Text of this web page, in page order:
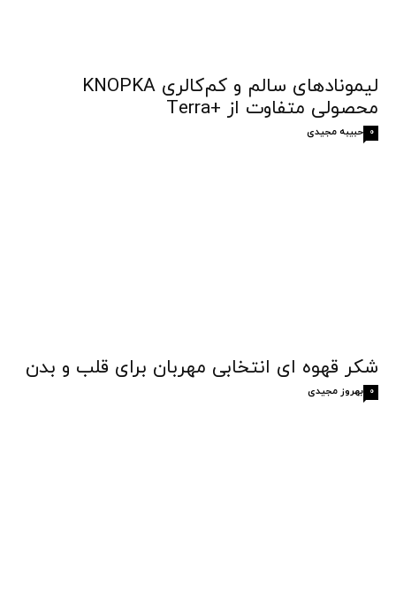
لیمونادهای سالم و کم‌کالری KNOPKA
محصولی متفاوت از +Terra
حبیبه مجیدی 0
شکر قهوه‌ ای انتخابی مهربان برای قلب و بدن
بهروز مجیدی 0